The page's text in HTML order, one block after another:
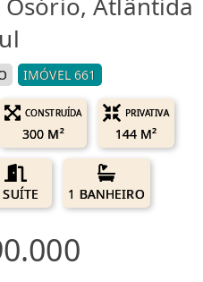
Osório, Atlântida
IMÓVEL 661
CONSTRUÍDA
300 M²
PRIVATIVA
144 M²
1 BANHEIRO